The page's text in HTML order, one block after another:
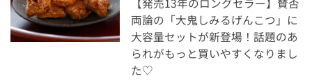
両論の「大鬼しみるげんこつ」に
大容量セットが新登場！話題のあ
られがもっと買いやすくなりまし
た♡